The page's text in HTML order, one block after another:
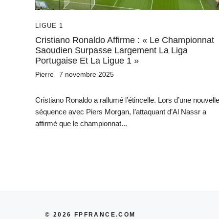
LIGUE 1
Cristiano Ronaldo Affirme : « Le Championnat
Saoudien Surpasse Largement La Liga
Portugaise Et La Ligue 1 »
Pierre 7 novembre 2025
Cristiano Ronaldo a rallumé l’étincelle. Lors d’une nouvelle
séquence avec Piers Morgan, l’attaquant d’Al Nassr a
affirmé que le championnat...
© 2026 FPFRANCE.COM